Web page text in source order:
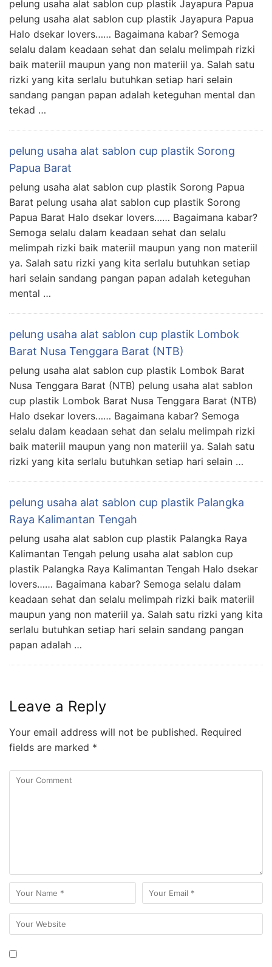
pelung usaha alat sablon cup plastik Jayapura Papua
pelung usaha alat sablon cup plastik Jayapura Papua
Halo dsekar lovers…… Bagaimana kabar? Semoga
selalu dalam keadaan sehat dan selalu melimpah rizki
baik materiil maupun yang non materiil ya. Salah satu
rizki yang kita serlalu butuhkan setiap hari selain
sandang pangan papan adalah keteguhan mental dan
tekad …
pelung usaha alat sablon cup plastik Sorong
Papua Barat
pelung usaha alat sablon cup plastik Sorong Papua
Barat pelung usaha alat sablon cup plastik Sorong
Papua Barat Halo dsekar lovers…… Bagaimana kabar?
Semoga selalu dalam keadaan sehat dan selalu
melimpah rizki baik materiil maupun yang non materiil
ya. Salah satu rizki yang kita serlalu butuhkan setiap
hari selain sandang pangan papan adalah keteguhan
mental …
pelung usaha alat sablon cup plastik Lombok
Barat Nusa Tenggara Barat (NTB)
pelung usaha alat sablon cup plastik Lombok Barat
Nusa Tenggara Barat (NTB) pelung usaha alat sablon
cup plastik Lombok Barat Nusa Tenggara Barat (NTB)
Halo dsekar lovers…… Bagaimana kabar? Semoga
selalu dalam keadaan sehat dan selalu melimpah rizki
baik materiil maupun yang non materiil ya. Salah satu
rizki yang kita serlalu butuhkan setiap hari selain …
pelung usaha alat sablon cup plastik Palangka
Raya Kalimantan Tengah
pelung usaha alat sablon cup plastik Palangka Raya
Kalimantan Tengah pelung usaha alat sablon cup
plastik Palangka Raya Kalimantan Tengah Halo dsekar
lovers…… Bagaimana kabar? Semoga selalu dalam
keadaan sehat dan selalu melimpah rizki baik materiil
maupun yang non materiil ya. Salah satu rizki yang kita
serlalu butuhkan setiap hari selain sandang pangan
papan adalah …
Leave a Reply
Your email address will not be published. Required
fields are marked *